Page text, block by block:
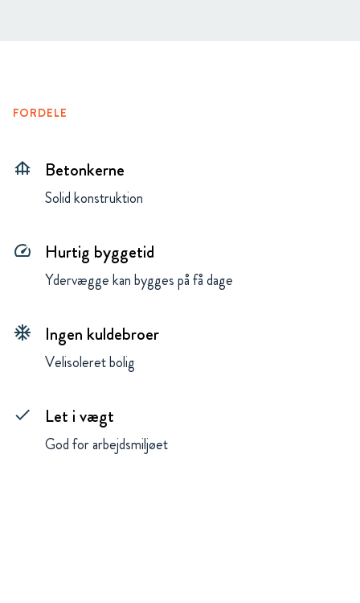
FORDELE
foundation Betonkerne
Solid konstruktion
speed Hurtig byggetid
Ydervægge kan bygges på få dage
ac_unit Ingen kuldebroer
Velisoleret bolig
done Let i vægt
God for arbejdsmiljøet